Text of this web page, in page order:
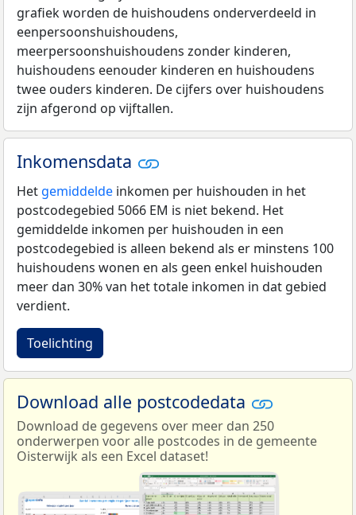
grafiek worden de huishoudens onderverdeeld in
eenpersoonshuishoudens,
meerpersoonshuishoudens zonder kinderen,
huishoudens eenouder kinderen en huishoudens
twee ouders kinderen. De cijfers over huishoudens
zijn afgerond op vijftallen.
Inkomensdata
Het gemiddelde inkomen per huishouden in het
postcodegebied 5066 EM is niet bekend. Het
gemiddelde inkomen per huishouden in een
postcodegebied is alleen bekend als er minstens 100
huishoudens wonen en als geen enkel huishouden
meer dan 30% van het totale inkomen in dat gebied
verdient.
Toelichting
Download alle postcodedata
Download de gegevens over meer dan 250
onderwerpen voor alle postcodes in de gemeente
Oisterwijk als een Excel dataset!